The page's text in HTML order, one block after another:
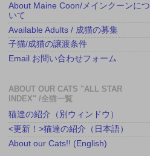
About Maine Coon/メインクーンにつ
いて
Available Adults / 成猫の募集
子猫/成猫の譲渡条件
Email お問い合わせフォーム
ABOUT OUR CATS "ALL STAR
INDEX" /全猫一覧
猫達の紹介（別ウィンドウ）
<更新！>猫達の紹介（日本語）
About our Cats!! (English)